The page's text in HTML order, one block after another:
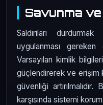
Savunma
Saldırıları
uygulanması gereken
Varsayılan kimlik
güçlendirerek ve erişim
güvenliği
karşısında sistemi